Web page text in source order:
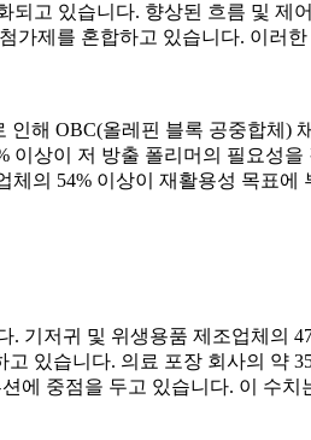
고 있습니다. 향상된 흐름 및 제
가제를 혼합하고 있습니다. 이러
해 OBC(올레핀 블록 공중합체
상이 저 방출 폴리머의 필요성
의 54% 이상이 재활용성 목표
기저귀 및 위생용품 제조업체의
있습니다. 의료 포장 회사의 약
에 중점을 두고 있습니다. 이 수